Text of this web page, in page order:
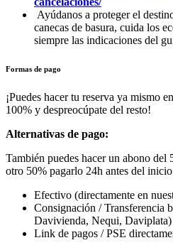
Ayúdanos a proteger el
canecas de basura, cuida los
siempre las indicaciones del
Formas de pago
¡Puedes hacer tu reserva ya mismo
100% y despreocúpate del resto!
Alternativas de pago:
También puedes hacer un abono del
otro 50% pagarlo 24h antes del
Efectivo (directamente en
Consignación / Transferencia
Davivienda, Nequi, Daviplata)
Link de pagos / PSE